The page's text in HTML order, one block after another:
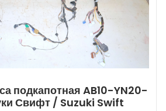
подкапотная AB10-YN20-
Свифт / Suzuki Swift